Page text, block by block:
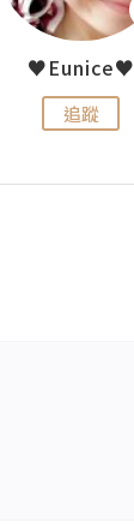
♥Eunice♥
追蹤